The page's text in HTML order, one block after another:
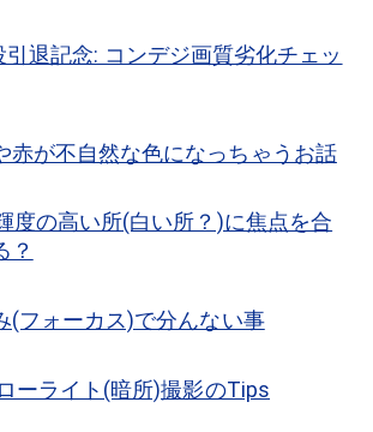
引退記念: コンデジ画質劣化チェッ
赤が不自然な色になっちゃうお話
度の高い所(白い所？)に焦点を合
？
(フォーカス)で分んない事
ーライト(暗所)撮影のTips